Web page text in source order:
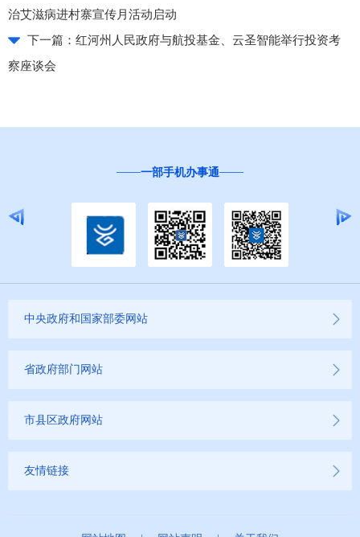
治艾滋病进村寨宣传月活动启动
下一篇： 红河州人民政府与航投基金、云圣智能举行投资考
察座谈会
“互联网+督查”
中央政府和国家部委网站
省政府部门网站
市县区政府网站
友情链接